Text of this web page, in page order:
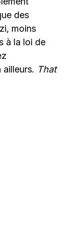
des
moins
à la loi de
That